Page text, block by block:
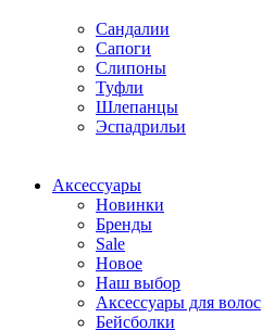
Сандалии
Сапоги
Слипоны
Туфли
Шлепанцы
Эспадрильи
Аксессуары
Новинки
Бренды
Sale
Новое
Наш выбор
Аксессуары для волос
Бейсболки